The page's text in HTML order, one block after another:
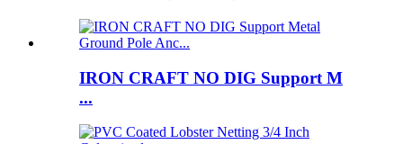
IRON CRAFT NO DIG Support M
...